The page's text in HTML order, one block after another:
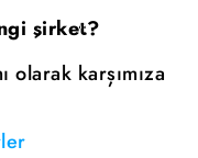
şirket?
olarak karşımıza